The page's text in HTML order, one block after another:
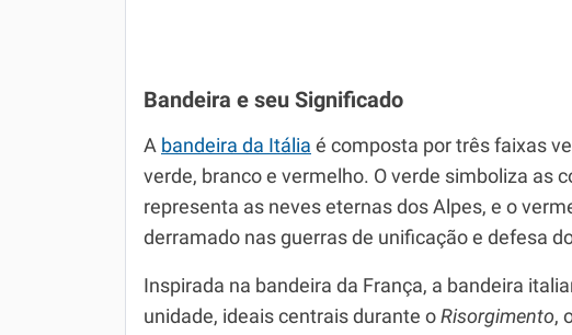
Bandeira e seu Significado
A bandeira da Itália é composta por três faixas
verde, branco e vermelho. O verde simboliza as
representa as neves eternas dos Alpes, e o
derramado nas guerras de unificação e defesa
Inspirada na bandeira da França, a bandeira
unidade, ideais centrais durante o Risorgimento,